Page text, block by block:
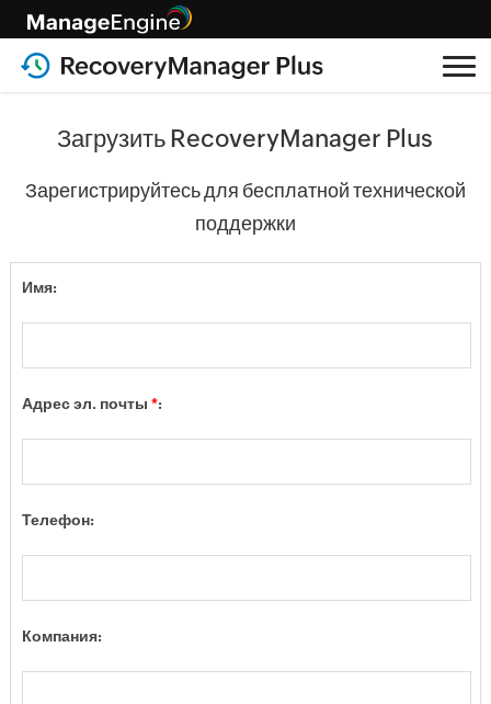
Загрузить RecoveryManager Plus
Зарегистрируйтесь для бесплатной технической
поддержки
Имя:
Адрес эл. почты *:
Телефон:
Компания: